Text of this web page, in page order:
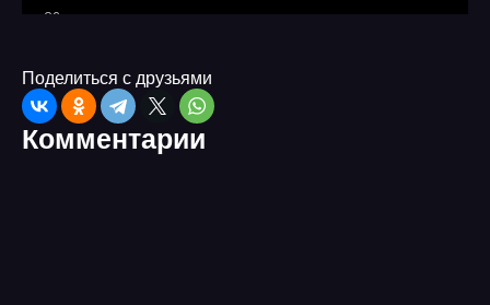
06
08
09
Поделиться с друзьями
Комментарии